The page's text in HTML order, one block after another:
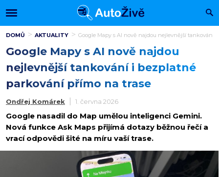
DOMŮ AKTUALITY Google Mapy s AI nově najdou nejlevnější tankování
Google Mapy s AI nově najdou
nejlevnější tankování i bezplatné
parkování přímo na trase
Ondřej Komárek 1. června 2026
Google nasadil do Map umělou inteligenci Gemini.
Nová funkce Ask Maps přijímá dotazy běžnou řečí a
vrací odpovědi šité na míru vaší trase.